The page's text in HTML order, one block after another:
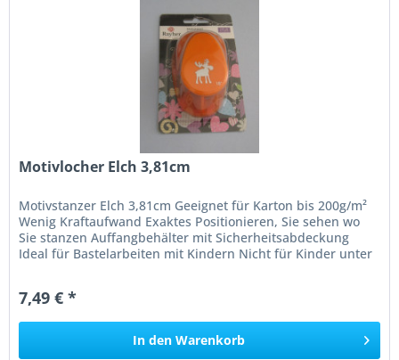
Motivlocher Elch 3,81cm
Motivstanzer Elch 3,81cm Geeignet für Karton bis 200g/m²
Wenig Kraftaufwand Exaktes Positionieren, Sie sehen wo
Sie stanzen Auffangbehälter mit Sicherheitsabdeckung
Ideal für Bastelarbeiten mit Kindern Nicht für Kinder unter
7,49 € *
In den Warenkorb